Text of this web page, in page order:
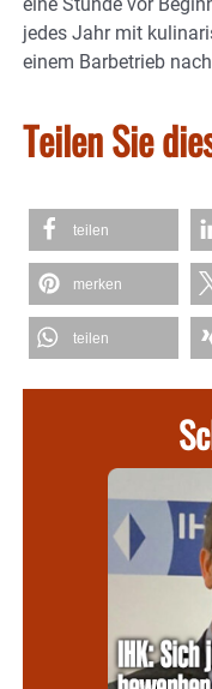
jedes Jahr mit
einem Barbetrieb
Teilen Sie
teilen
merken
teilen